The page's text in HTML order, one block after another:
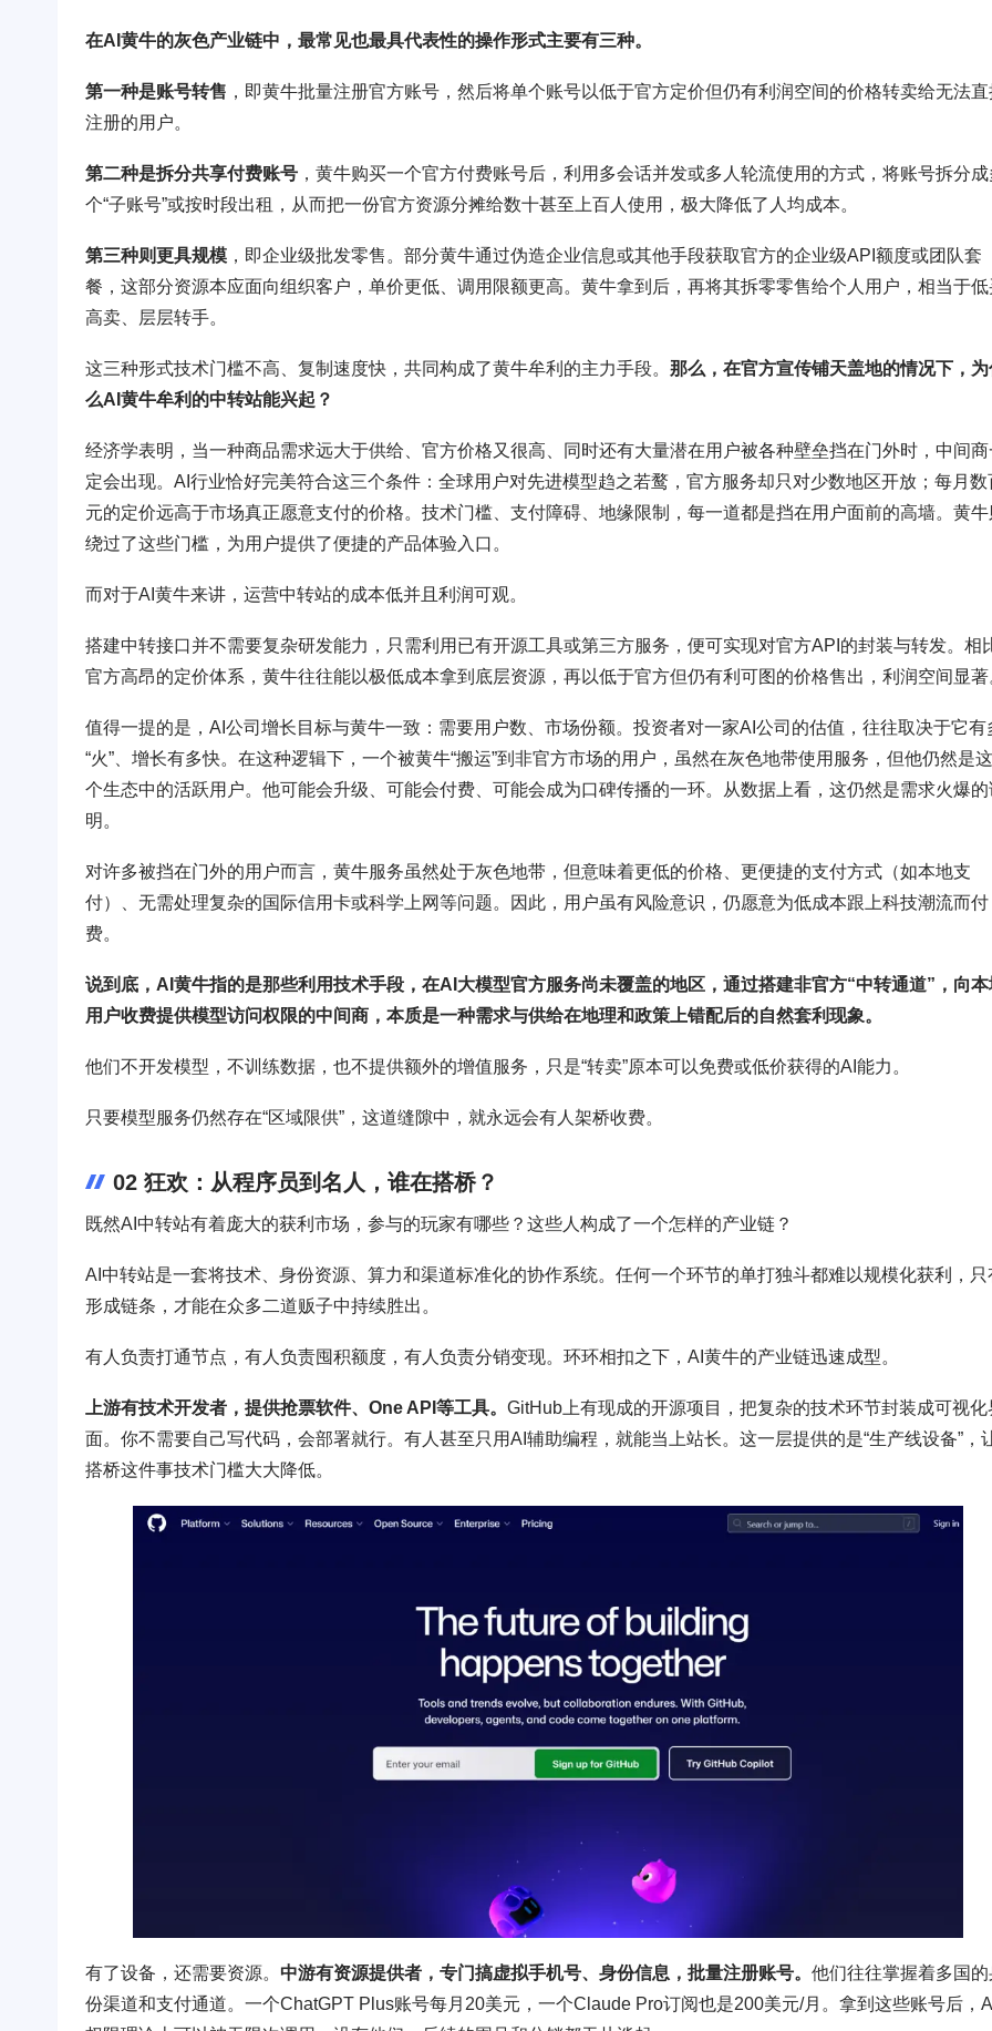
在AI黄牛的灰色产业链中，最常见也最具代表性的操作形式主要有三种。
第一种是账号转售 ，即黄牛批量注册官方账号，然后将单个账号以低于官方定价但仍有利润空间的价格转卖给无法直
注册的用户。
第二种是拆分共享付费账号 ，黄牛购买一个官方付费账号后，利用多会话并发或多人轮流使用的方式，将账号拆分成
个“子账号”或按时段出租，从而把一份官方资源分摊给数十甚至上百人使用，极大降低了人均成本。
第三种则更具规模 ，即企业级批发零售。部分黄牛通过伪造企业信息或其他手段获取官方的企业级API额度或团队套
餐，这部分资源本应面向组织客户，单价更低、调用限额更高。黄牛拿到后，再将其拆零零售给个人用户，相当于低
高卖、层层转手。
这三种形式技术门槛不高、复制速度快，共同构成了黄牛牟利的主力手段。 那么，在官方宣传铺天盖地的情况下，为
么AI黄牛牟利的中转站能兴起？
经济学表明，当一种商品需求远大于供给、官方价格又很高、同时还有大量潜在用户被各种壁垒挡在门外时，中间商
定会出现。AI行业恰好完美符合这三个条件：全球用户对先进模型趋之若鹜，官方服务却只对少数地区开放；每月数
元的定价远高于市场真正愿意支付的价格。技术门槛、支付障碍、地缘限制，每一道都是挡在用户面前的高墙。黄牛
绕过了这些门槛，为用户提供了便捷的产品体验入口。
而对于AI黄牛来讲，运营中转站的成本低并且利润可观。
搭建中转接口并不需要复杂研发能力，只需利用已有开源工具或第三方服务，便可实现对官方API的封装与转发。相
官方高昂的定价体系，黄牛往往能以极低成本拿到底层资源，再以低于官方但仍有利可图的价格售出，利润空间显著
值得一提的是，AI公司增长目标与黄牛一致：需要用户数、市场份额。投资者对一家AI公司的估值，往往取决于它有
“火”、增长有多快。在这种逻辑下，一个被黄牛“搬运”到非官方市场的用户，虽然在灰色地带使用服务，但他仍然是这
个生态中的活跃用户。他可能会升级、可能会付费、可能会成为口碑传播的一环。从数据上看，这仍然是需求火爆的
明。
对许多被挡在门外的用户而言，黄牛服务虽然处于灰色地带，但意味着更低的价格、更便捷的支付方式（如本地支
付）、无需处理复杂的国际信用卡或科学上网等问题。因此，用户虽有风险意识，仍愿意为低成本跟上科技潮流而付
费。
说到底，AI黄牛指的是那些利用技术手段，在AI大模型官方服务尚未覆盖的地区，通过搭建非官方“中转通道”，向本
用户收费提供模型访问权限的中间商，本质是一种需求与供给在地理和政策上错配后的自然套利现象。
他们不开发模型，不训练数据，也不提供额外的增值服务，只是“转卖”原本可以免费或低价获得的AI能力。
只要模型服务仍然存在“区域限供”，这道缝隙中，就永远会有人架桥收费。
02 狂欢：从程序员到名人，谁在搭桥？
既然AI中转站有着庞大的获利市场，参与的玩家有哪些？这些人构成了一个怎样的产业链？
AI中转站是一套将技术、身份资源、算力和渠道标准化的协作系统。任何一个环节的单打独斗都难以规模化获利，只
形成链条，才能在众多二道贩子中持续胜出。
有人负责打通节点，有人负责囤积额度，有人负责分销变现。环环相扣之下，AI黄牛的产业链迅速成型。
上游有技术开发者，提供抢票软件、One API等工具。 GitHub上有现成的开源项目，把复杂的技术环节封装成可视化
面。你不需要自己写代码，会部署就行。有人甚至只用AI辅助编程，就能当上站长。这一层提供的是“生产线设备”，
搭桥这件事技术门槛大大降低。
有了设备，还需要资源。 中游有资源提供者，专门搞虚拟手机号、身份信息，批量注册账号。 他们往往掌握着多国的
份渠道和支付通道。一个ChatGPT Plus账号每月20美元，一个Claude Pro订阅也是200美元/月。拿到这些账号后，